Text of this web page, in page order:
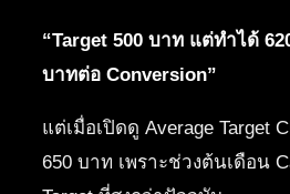
“Target 500 บาท แต่ทำได้
บาทต่อ Conversion”
แต่เมื่อเปิดดู Average Target
650 บาท เพราะช่วงต้นเดือน